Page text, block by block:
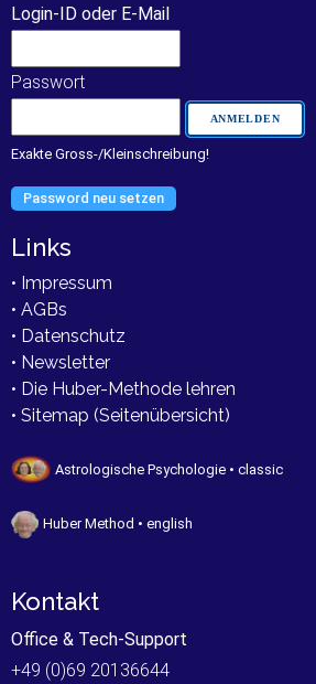
Login-ID oder E-Mail
Passwort
Exakte Gross-/Kleinschreibung!
Password neu setzen
Links
• Impressum
• AGBs
• Datenschutz
• Newsletter
• Die Huber-Methode lehren
• Sitemap (Seitenübersicht)
Astrologische Psychologie • classic
Huber Method • english
Kontakt
Office & Tech-Support
+49 (0)69 20136644